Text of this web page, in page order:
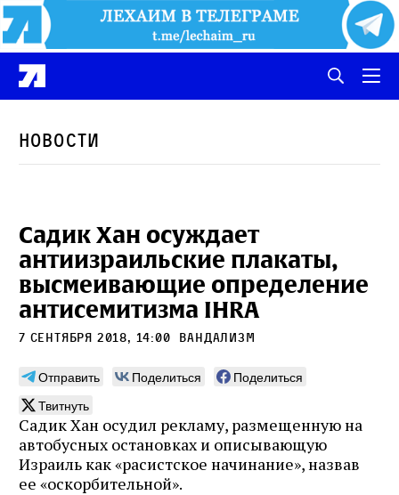
Новости
Садик Хан осуждает
антиизраильские плакаты,
высмеивающие определение
антисемитизма IHRA
7 сентября 2018, 14:00 вандализм
Отправить Поделиться
Поделиться
Твитнуть
Садик Хан осудил рекламу, размещенную на
автобусных остановках и описывающую
Израиль как «расистское начинание», назвав
ее «оскорбительной».